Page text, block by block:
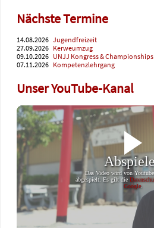
Nächste Termine
14.08.2026 Jugendfreizeit
27.09.2026 Kerweumzug
09.10.2026 UNJJ Kongress & Championships
07.11.2026 Kompetenzlehrgang
Unser YouTube-Kanal